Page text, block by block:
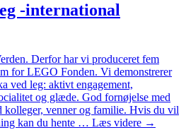
-international
Derfor har vi produceret fem
for LEGO Fonden. Vi demonstrerer
ved leg: aktivt engagement,
og glæde. God fornøjelse med
kolleger, venner og familie. Hvis du vil
kan du hente … Læs videre At
→